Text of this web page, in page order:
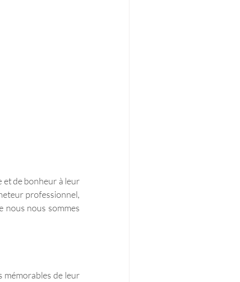
et de bonheur à leur
professionnel,
nous nous sommes
mémorables de leur